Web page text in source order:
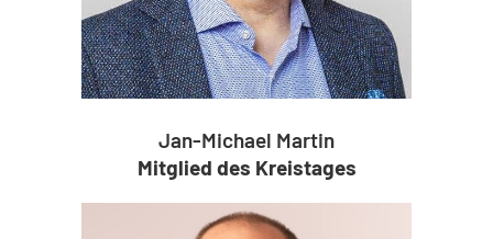
Jan-Michael Martin
Mitglied des Kreistages